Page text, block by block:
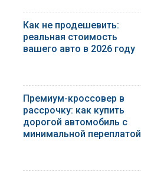
Как не продешевить:
реальная стоимость
вашего авто в 2026 году
Премиум-кроссовер в
рассрочку: как купить
дорогой автомобиль с
минимальной переплатой